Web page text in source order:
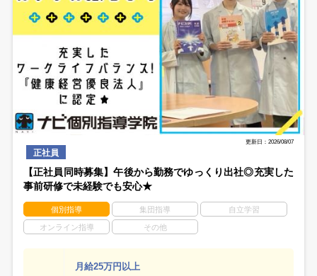
更新日：2026/08/07
正社員
【正社員同時募集】午後から勤務でゆっくり出社◎充実した
事前研修で未経験でも安心★
個別指導 集団指導 自立学習
オンライン指導 その他
月給25万円以上